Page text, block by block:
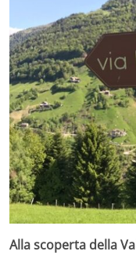
Alla scoperta della